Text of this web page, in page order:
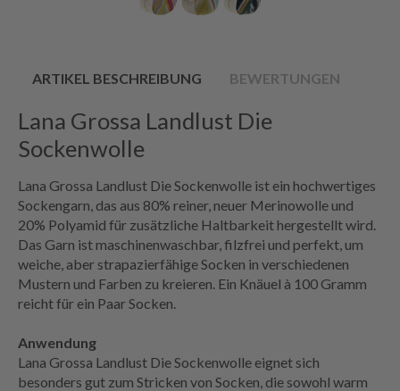
ARTIKEL BESCHREIBUNG BEWERTUNGEN
Lana Grossa Landlust Die
Sockenwolle
Lana Grossa Landlust Die Sockenwolle ist ein hochwertiges
Sockengarn, das aus 80% reiner, neuer Merinowolle und
20% Polyamid für zusätzliche Haltbarkeit hergestellt wird.
Das Garn ist maschinenwaschbar, filzfrei und perfekt, um
weiche, aber strapazierfähige Socken in verschiedenen
Mustern und Farben zu kreieren. Ein Knäuel à 100 Gramm
reicht für ein Paar Socken.
Anwendung
Lana Grossa Landlust Die Sockenwolle eignet sich
besonders gut zum Stricken von Socken, die sowohl warm